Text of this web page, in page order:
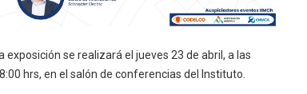
exposición se realizará el jueves 23 de abril, a las
hrs, en el salón de conferencias del Instituto.